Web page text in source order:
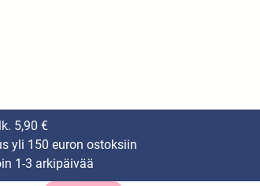
5,90 €
yli 150 euron ostoksiin
1-3 arkipäivää